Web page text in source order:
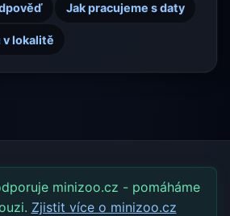
Jak pracujeme s daty
v lokalitě
minizoo.cz - pomáháme
Zjistit více o minizoo.cz